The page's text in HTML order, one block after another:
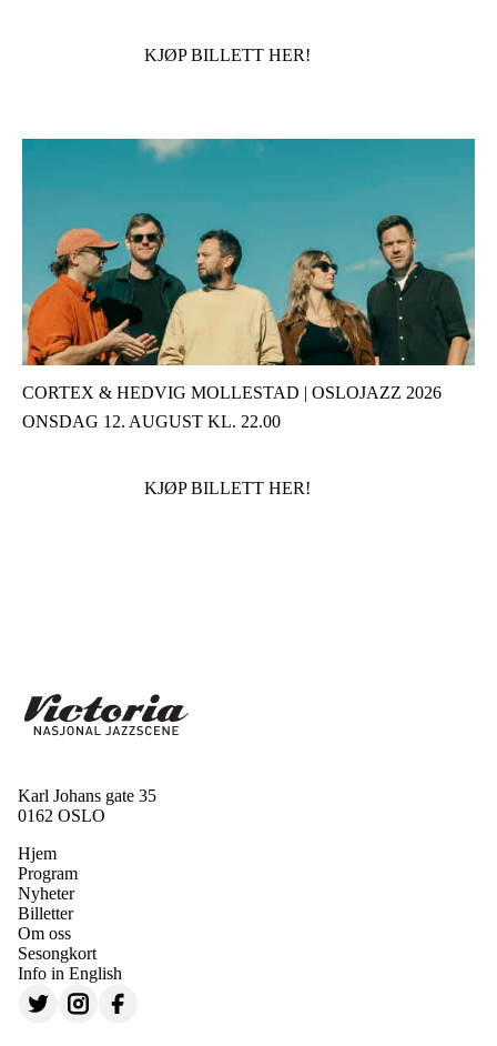
KJØP BILLETT HER!
CORTEX & HEDVIG MOLLESTAD | OSLOJAZZ 2026
ONSDAG 12. AUGUST KL. 22.00
KJØP BILLETT HER!
Karl Johans gate 35
0162 OSLO
Hjem
Program
Nyheter
Billetter
Om oss
Sesongkort
Info in English